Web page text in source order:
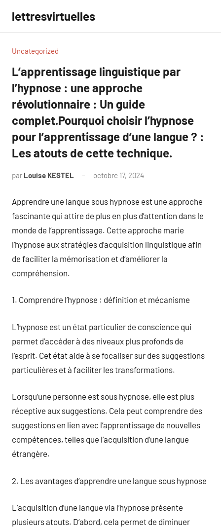
contenu
lettresvirtuelles
Uncategorized
L’apprentissage linguistique par
l’hypnose : une approche
révolutionnaire : Un guide
complet.Pourquoi choisir l’hypnose
pour l’apprentissage d’une langue ? :
Les atouts de cette technique.
par Louise KESTEL octobre 17, 2024
Apprendre une langue sous hypnose est une approche
fascinante qui attire de plus en plus d’attention dans le
monde de l’apprentissage. Cette approche marie
l’hypnose aux stratégies d’acquisition linguistique afin
de faciliter la mémorisation et d’améliorer la
compréhension.
1. Comprendre l’hypnose : définition et mécanisme
L’hypnose est un état particulier de conscience qui
permet d’accéder à des niveaux plus profonds de
l’esprit. Cet état aide à se focaliser sur des suggestions
particulières et à faciliter les transformations.
Lorsqu’une personne est sous hypnose, elle est plus
réceptive aux suggestions. Cela peut comprendre des
suggestions en lien avec l’apprentissage de nouvelles
compétences, telles que l’acquisition d’une langue
étrangère.
2. Les avantages d’apprendre une langue sous hypnose
L’acquisition d’une langue via l’hypnose présente
plusieurs atouts. D’abord, cela permet de diminuer